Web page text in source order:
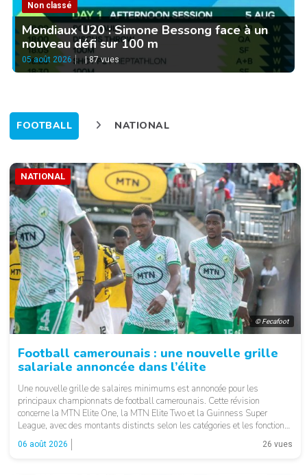
Non classé
Mondiaux U20 : Simone Bessong face à un
nouveau défi sur 100 m
05 août 2026 |87 vues
FOOTBALL NATIONAL
© Fecafoot
NATIONAL
Football camerounais : une nouvelle grille
salariale annoncée dans l’élite
Une nouvelle grille de salaires minimums est annoncée pour les
principaux championnats de football camerounais. Cette révision
concerne la MTN Elite One, la MTN Elite Two et la Guinness Super
League, avec des montants distincts selon les catégories et les fonctions.
Selon les informations relayées par Allez Les Lions, le salaire minimum
d’un joueur […]
06 août 2026 26 vues